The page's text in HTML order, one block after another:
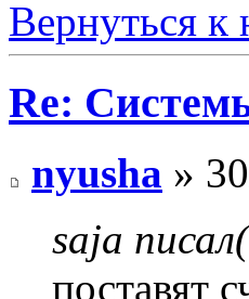
Вернуться к
Re:
nyusha »
saja
поставят